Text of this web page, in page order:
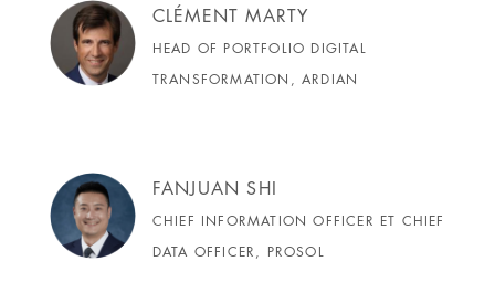
CLÉMENT MARTY
HEAD OF PORTFOLIO DIGITAL
TRANSFORMATION, ARDIAN
FANJUAN SHI
CHIEF INFORMATION OFFICER ET CHIEF
DATA OFFICER, PROSOL